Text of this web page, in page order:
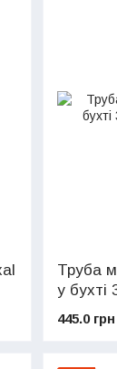
Труба
у бухті
445.0 грн